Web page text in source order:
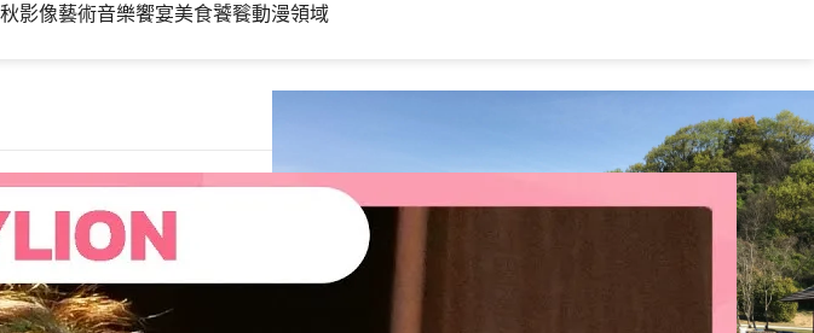
影像藝術音樂饗宴美食饕餮動漫領域
她陪我渡過一段低潮日